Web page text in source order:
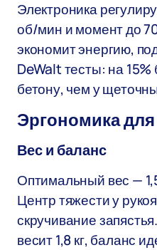
Электроника
об/мин и момент до
экономит энергию,
DeWalt тесты: на
бетону, чем у
Эргономика
Вес и баланс
Оптимальный вес —
Центр тяжести у
скручивание
весит 1,8 кг, баланс